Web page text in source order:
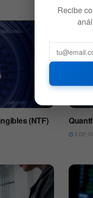
(NTF)
3 DE
Recibe